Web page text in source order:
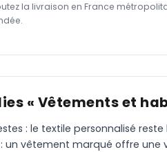
la livraison en France
« Vêtements et
: le textile personnalisé
un vêtement marqué offre